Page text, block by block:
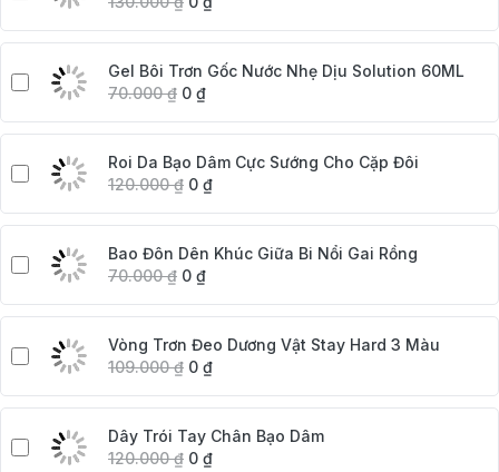
Gel Bôi Trơn Gốc Nước Nhẹ Dịu Solution 60ML
70.000₫ 0 ₫
Roi Da Bạo Dâm Cực Sướng Cho Cặp Đôi
120.000₫ 0 ₫
Bao Đôn Dên Khúc Giữa Bi Nổi Gai Rồng
70.000₫ 0 ₫
Vòng Trơn Đeo Dương Vật Stay Hard 3 Màu
109.000₫ 0 ₫
Dây Trói Tay Chân Bạo Dâm
120.000₫ 0 ₫